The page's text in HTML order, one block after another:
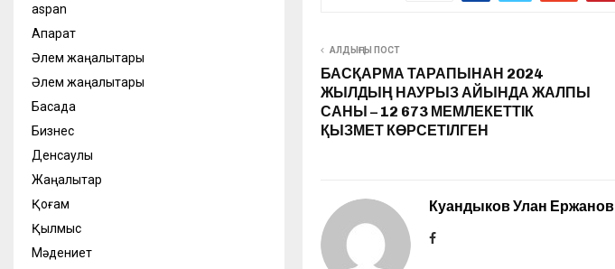
АЛДЫҢҒЫ ПОСТ
БАСҚАРМА ТАРАПЫНАН 2024
ЖЫЛДЫҢ НАУРЫЗ АЙЫНДА ЖАЛПЫ
САНЫ – 12 673 МЕМЛЕКЕТТІК
ҚЫЗМЕТ КӨРСЕТІЛГЕН
Куандыков Улан
aspan
Ақпарат
Әлем жаңалықтары
Әлем жаңалықтары
Басқада
Бизнес
Денсаулық
Жаңалықтар
Қоғам
Қылмыс
Мәдениет